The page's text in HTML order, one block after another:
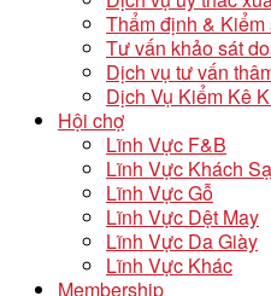
Thẩm định &
Tư vấn khảo sát
Dịch vụ tư vấn
Dịch Vụ Kiểm Kê
Hội chợ
Lĩnh Vực F&B
Lĩnh Vực Khách
Lĩnh Vực Gỗ
Lĩnh Vực Dệt May
Lĩnh Vực Da Giày
Lĩnh Vực Khác
Membership